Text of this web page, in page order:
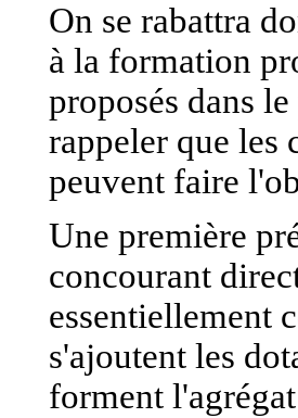
On se rabattra
à la formation
proposés dans
rappeler que les
peuvent faire
Une première
concourant
essentiellement
s'ajoutent les
forment